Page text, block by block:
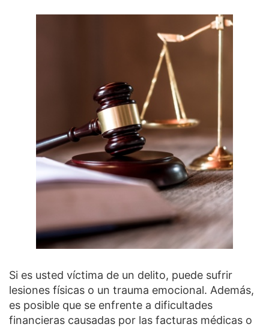
Si es usted víctima de un delito, puede sufrir
lesiones físicas o un trauma emocional. Además,
es posible que se enfrente a dificultades
financieras causadas por las facturas médicas o